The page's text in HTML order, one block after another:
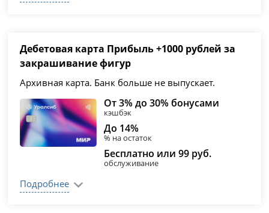
Дебетовая карта Прибыль +1000 рублей за
закрашивание фигур
Архивная карта. Банк больше не выпускает.
От 3% до 30% бонусами
кэшбэк
До 14%
% на остаток
Бесплатно или 99 руб.
обслуживание
Подробнее